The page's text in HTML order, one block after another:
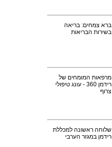
ברא צמחים: בריאה
בשירות הבריאות
מרפאות המומחים של
רידמן 360 - עונג טיפולי
צרוף
שלוחה ראשונה למכללת
רידמן במגזר הערבי